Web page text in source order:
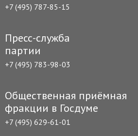
+7 (495) 787-85-15
Пресс-служба
партии
+7 (495) 783-98-03
Общественная приёмная
фракции в Госдуме
+7 (495) 629-61-01